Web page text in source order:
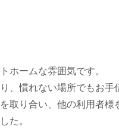
ホームな雰囲気です。
、慣れない場所でもお手
取り合い、他の利用者様
た。